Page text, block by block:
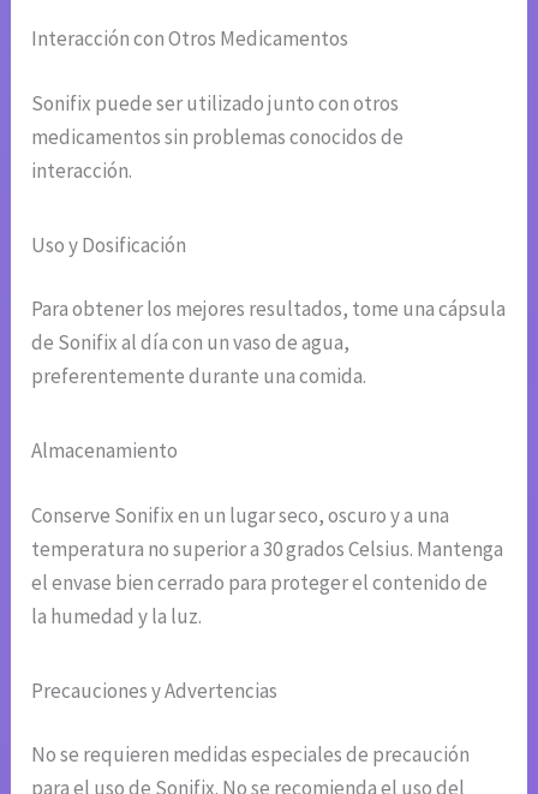
Interacción con Otros Medicamentos
Sonifix puede ser utilizado junto con otros
medicamentos sin problemas conocidos de
interacción.
Uso y Dosificación
Para obtener los mejores resultados, tome una cápsula
de Sonifix al día con un vaso de agua,
preferentemente durante una comida.
Almacenamiento
Conserve Sonifix en un lugar seco, oscuro y a una
temperatura no superior a 30 grados Celsius. Mantenga
el envase bien cerrado para proteger el contenido de
la humedad y la luz.
Precauciones y Advertencias
No se requieren medidas especiales de precaución
para el uso de Sonifix. No se recomienda el uso del